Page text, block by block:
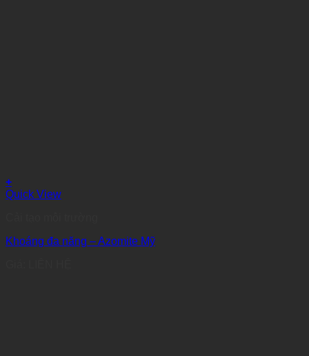
+
Quick View
Khoáng đa năng – Azomite Mỹ